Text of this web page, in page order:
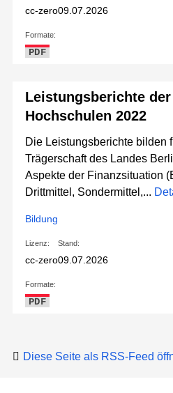
cc-zero09.07.2026
Formate:
PDF
Leistungsberichte
Hochschulen 2022
Die Leistungsberichte bilden
Trägerschaft des Landes
Aspekte der Finanzsituation
Drittmittel, Sondermittel,...
Bildung
Lizenz:
cc-zero
Stand:
09.07.2026
Formate:
PDF
Diese Seite als RSS-Feed